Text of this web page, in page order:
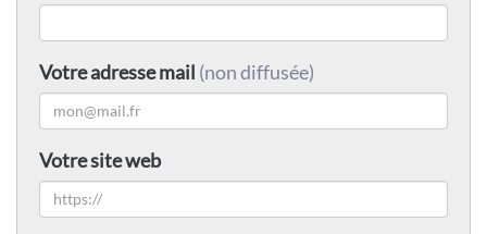
Votre adresse mail (non diffusée)
Votre site web